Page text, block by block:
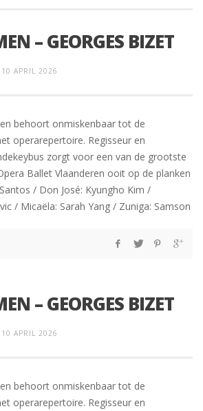
– GEORGES BIZET
10 APRIL 2026
behoort onmiskenbaar tot de
operarepertoire. Regisseur en
zorgt voor een van de grootste
Ballet Vlaanderen ooit op de planken
/ Don José: Kyungho Kim /
/ Micaëla: Sarah Yang / Zuniga: Samson
– GEORGES BIZET
10 APRIL 2026
behoort onmiskenbaar tot de
operarepertoire. Regisseur en